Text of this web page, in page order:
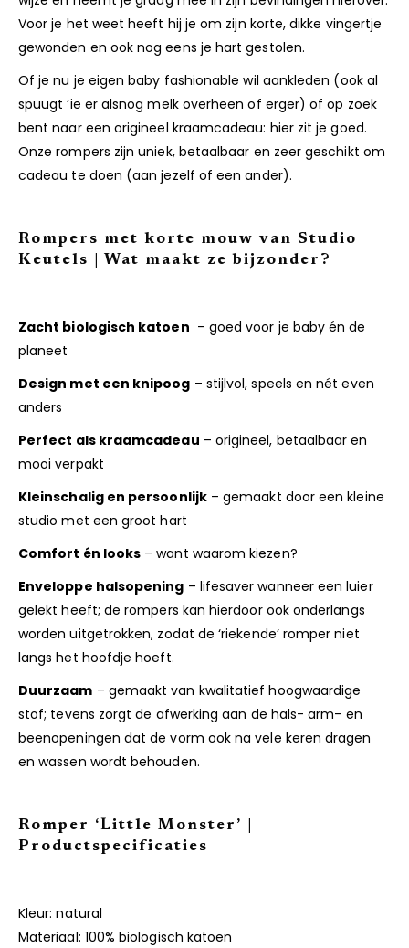
Voor je het weet heeft hij je om zijn korte, dikke vingertje
gewonden en ook nog eens je hart gestolen.
Of je nu je eigen baby fashionable wil aankleden (ook al
spuugt ‘ie er alsnog melk overheen of erger) of op zoek
bent naar een origineel kraamcadeau: hier zit je goed.
Onze rompers zijn uniek, betaalbaar en zeer geschikt om
cadeau te doen (aan jezelf of een ander).
Rompers met korte mouw van Studio
Keutels | Wat maakt ze bijzonder?
Zacht biologisch katoen – goed voor je baby én de
planeet
Design met een knipoog – stijlvol, speels en nét even
anders
Perfect als kraamcadeau – origineel, betaalbaar en
mooi verpakt
Kleinschalig en persoonlijk– gemaakt door een kleine
studio met een groot hart
Comfort én looks – want waarom kiezen?
Enveloppe halsopening – lifesaver wanneer een luier
gelekt heeft; de rompers kan hierdoor ook onderlangs
worden uitgetrokken, zodat de ‘riekende’ romper niet
langs het hoofdje hoeft.
Duurzaam – gemaakt van kwalitatief hoogwaardige
stof; tevens zorgt de afwerking aan de hals- arm- en
beenopeningen dat de vorm ook na vele keren dragen
en wassen wordt behouden.
Romper ‘Little Monster’ |
Productspecificaties
Kleur: natural
Materiaal: 100% biologisch katoen